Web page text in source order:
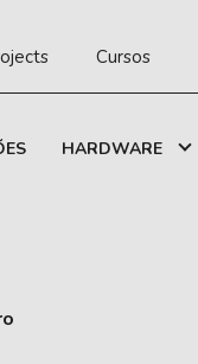
Cursos
HARDWARE